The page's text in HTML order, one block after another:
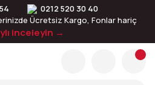
0212 520 30 40
Ücretsiz Kargo, Fonlar hariç
inceleyin →